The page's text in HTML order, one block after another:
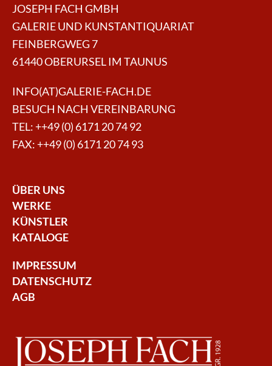
JOSEPH FACH GMBH
GALERIE UND KUNSTANTIQUARIAT
FEINBERGWEG 7
61440 OBERURSEL IM TAUNUS
INFO(AT)GALERIE-FACH.DE
BESUCH NACH VEREINBARUNG
TEL: ++49 (0) 6171 20 74 92
FAX: ++49 (0) 6171 20 74 93
ÜBER UNS
WERKE
KÜNSTLER
KATALOGE
IMPRESSUM
DATENSCHUTZ
AGB